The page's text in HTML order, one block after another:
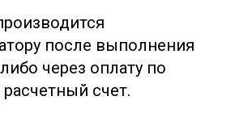
после выполнения
через оплату по
расчетный счет.